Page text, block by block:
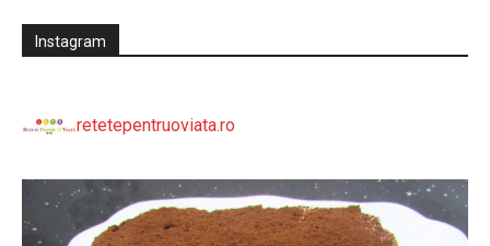
Instagram
retetepentruoviata.ro